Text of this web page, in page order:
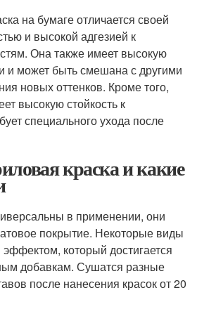
на бумаге отличается своей
и высокой адгезией к
Она также имеет высокую
и может быть смешана с другими
новых оттенков. Кроме того,
высокую стойкость к
специального ухода после
краска и какие
в применении, они
покрытие. Некоторые виды
который достигается
добавкам. Сушатся разные
после нанесения красок от 20